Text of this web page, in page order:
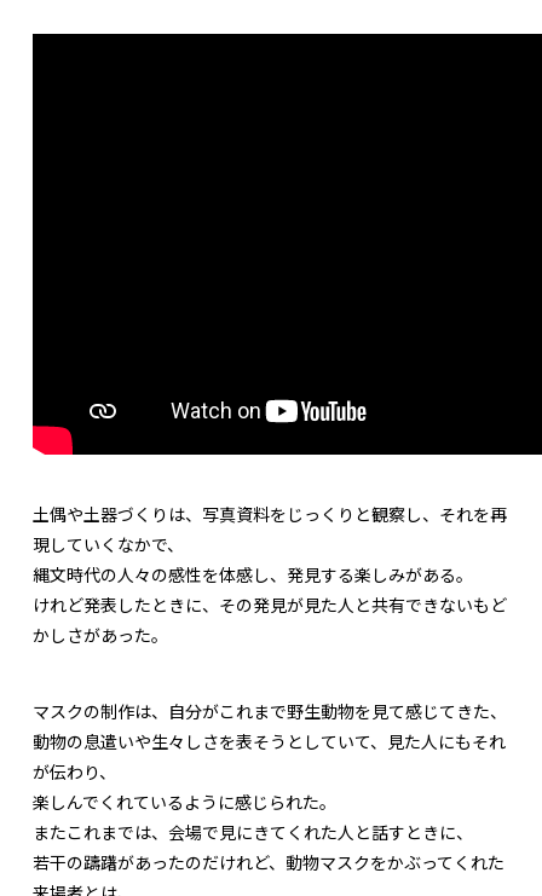
土偶や土器づくりは、写真資料をじっくりと観察し、それを再
現していくなかで、
縄文時代の人々の感性を体感し、発見する楽しみがある。
けれど発表したときに、その発見が見た人と共有できないもど
かしさがあった。
マスクの制作は、自分がこれまで野生動物を見て感じてきた、
動物の息遣いや生々しさを表そうとしていて、見た人にもそれ
が伝わり、
楽しんでくれているように感じられた。
またこれまでは、会場で見にきてくれた人と話すときに、
若干の躊躇があったのだけれど、動物マスクをかぶってくれた